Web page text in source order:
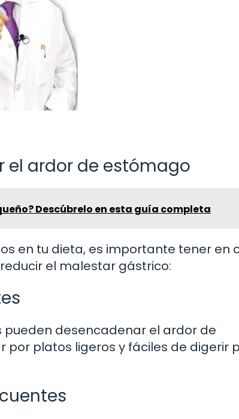
el ardor de estómago
Descúbrelo en esta guía completa
en tu dieta, es importante tener en
el malestar gástrico:
pueden desencadenar el ardor de
platos ligeros y fáciles de digerir